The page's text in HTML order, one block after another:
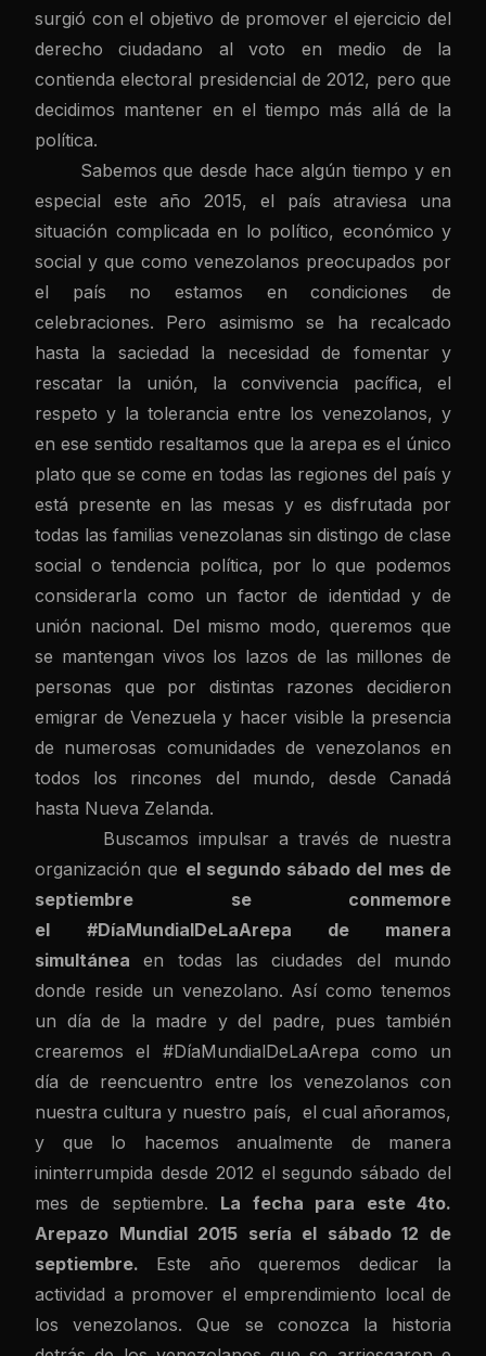
surgió con el objetivo de promover el ejercicio del
derecho ciudadano al voto en medio de la
contienda electoral presidencial de 2012, pero que
decidimos mantener en el tiempo más allá de la
política.
Sabemos que desde hace algún tiempo y en
especial este año 2015, el país atraviesa una
situación complicada en lo político, económico y
social y que como venezolanos preocupados por
el país no estamos en condiciones de
celebraciones. Pero asimismo se ha recalcado
hasta la saciedad la necesidad de fomentar y
rescatar la unión, la convivencia pacífica, el
respeto y la tolerancia entre los venezolanos, y
en ese sentido resaltamos que la arepa es el único
plato que se come en todas las regiones del país y
está presente en las mesas y es disfrutada por
todas las familias venezolanas sin distingo de clase
social o tendencia política, por lo que podemos
considerarla como un factor de identidad y de
unión nacional. Del mismo modo, queremos que
se mantengan vivos los lazos de las millones de
personas que por distintas razones decidieron
emigrar de Venezuela y hacer visible la presencia
de numerosas comunidades de venezolanos en
todos los rincones del mundo, desde Canadá
hasta Nueva Zelanda.
Buscamos impulsar a través de nuestra
organización que el segundo sábado del mes de
septiembre se conmemore
el
#DíaMundialDeLaArepa de manera
simultánea en todas las ciudades del mundo
donde reside un venezolano. Así como tenemos
un día de la madre y del padre, pues también
crearemos el #DíaMundialDeLaArepa como un
día de reencuentro entre los venezolanos con
nuestra cultura y nuestro país, el cual añoramos,
y que lo hacemos anualmente de manera
ininterrumpida desde 2012 el segundo sábado del
mes de septiembre. La fecha para este 4to.
Arepazo Mundial 2015 sería el sábado 12 de
septiembre. Este año queremos dedicar la
actividad a promover el emprendimiento local de
los venezolanos. Que se conozca la historia